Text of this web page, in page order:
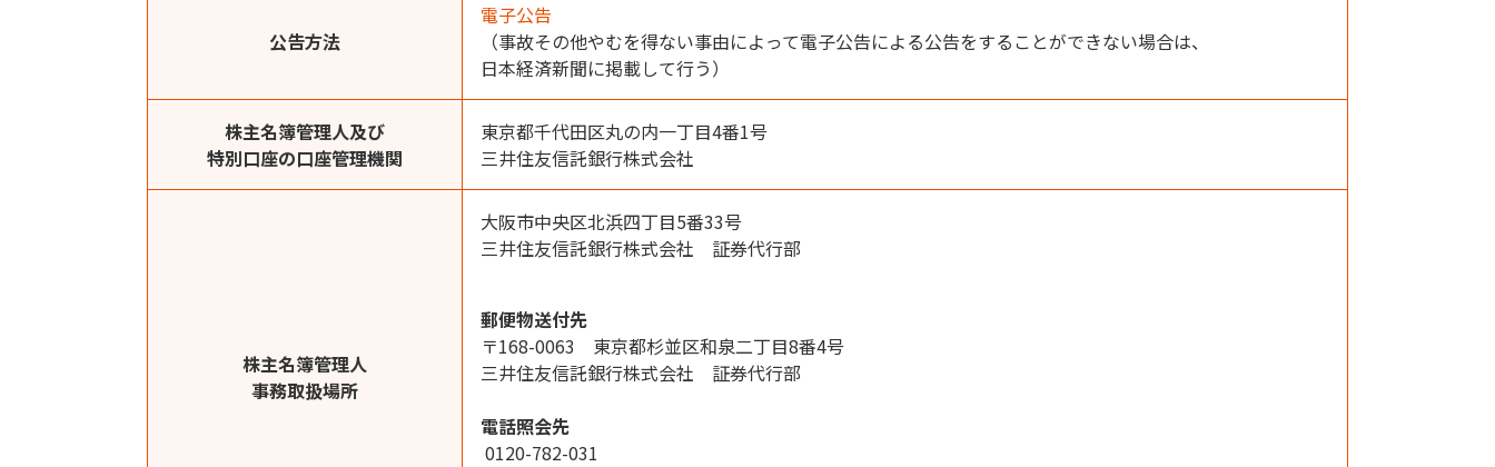
公告方法
電子公告
（事故その他やむを得ない事由によって電子公告による公告をすることができない場合は、
日本経済新聞に掲載して行う）
株主名簿管理人及び
特別口座の口座管理機関
東京都千代田区丸の内一丁目4番1号
三井住友信託銀行株式会社
株主名簿管理人
事務取扱場所
大阪市中央区北浜四丁目5番33号
三井住友信託銀行株式会社 証券代行部
郵便物送付先
〒168-0063 東京都杉並区和泉二丁目8番4号
三井住友信託銀行株式会社 証券代行部
電話照会先
0120-782-031